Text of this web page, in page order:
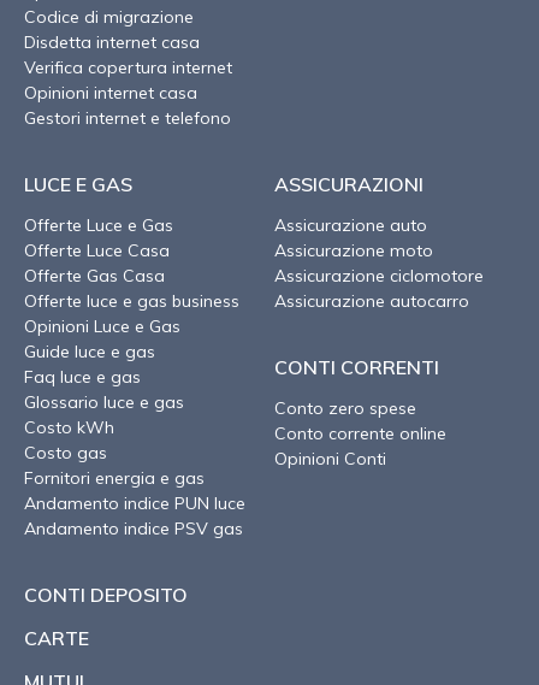
Codice di migrazione
Disdetta internet casa
Verifica copertura internet
Opinioni internet casa
Gestori internet e telefono
LUCE E GAS
Offerte Luce e Gas
Offerte Luce Casa
Offerte Gas Casa
Offerte luce e gas business
Opinioni Luce e Gas
Guide luce e gas
Faq luce e gas
Glossario luce e gas
Costo kWh
Costo gas
Fornitori energia e gas
Andamento indice PUN luce
Andamento indice PSV gas
ASSICURAZIONI
Assicurazione auto
Assicurazione moto
Assicurazione ciclomotore
Assicurazione autocarro
CONTI CORRENTI
Conto zero spese
Conto corrente online
Opinioni Conti
CONTI DEPOSITO
CARTE